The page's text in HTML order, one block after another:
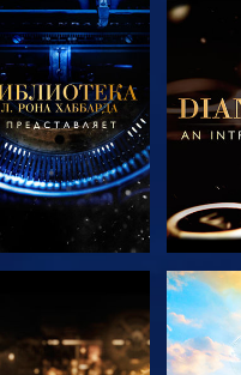
СМОТРЕТЬ
ПЕРЕДАЧИ
СМОТРЕТЬ
ПЕРЕДАЧИ